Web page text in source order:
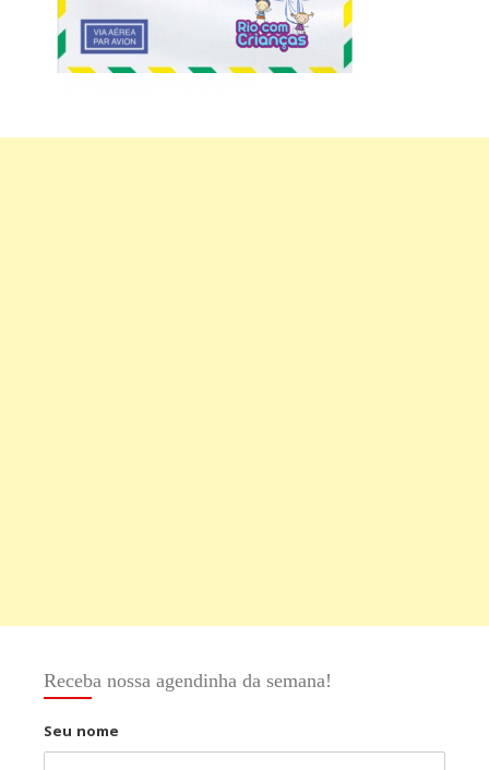
Receba nossa agendinha da semana!
Seu nome